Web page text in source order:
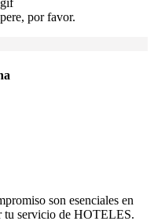
por favor.
son esenciales en
tu servicio de HOTELES.